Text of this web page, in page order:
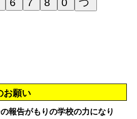
お願い
報告がもりの学校の力になり